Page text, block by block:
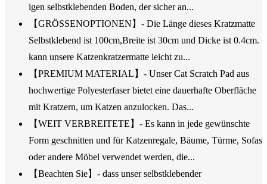
igen selbstklebenden Boden, der sicher an...
【GRÖSSENOPTIONEN】- Die Länge dieses Kratzmatte
Selbstklebend ist 100cm,Breite ist 30cm und Dicke ist 0.4cm.
kann unsere Katzenkratzermatte leicht zu...
【PREMIUM MATERIAL】- Unser Cat Scratch Pad aus
hochwertige Polyesterfaser bietet eine dauerhafte Oberfläche
mit Kratzern, um Katzen anzulocken. Das...
【WEIT VERBREITETE】- Es kann in jede gewünschte
Form geschnitten und für Katzenregale, Bäume, Türme, Sofas
oder andere Möbel verwendet werden, die...
【Beachten Sie】- dass unser selbstklebender